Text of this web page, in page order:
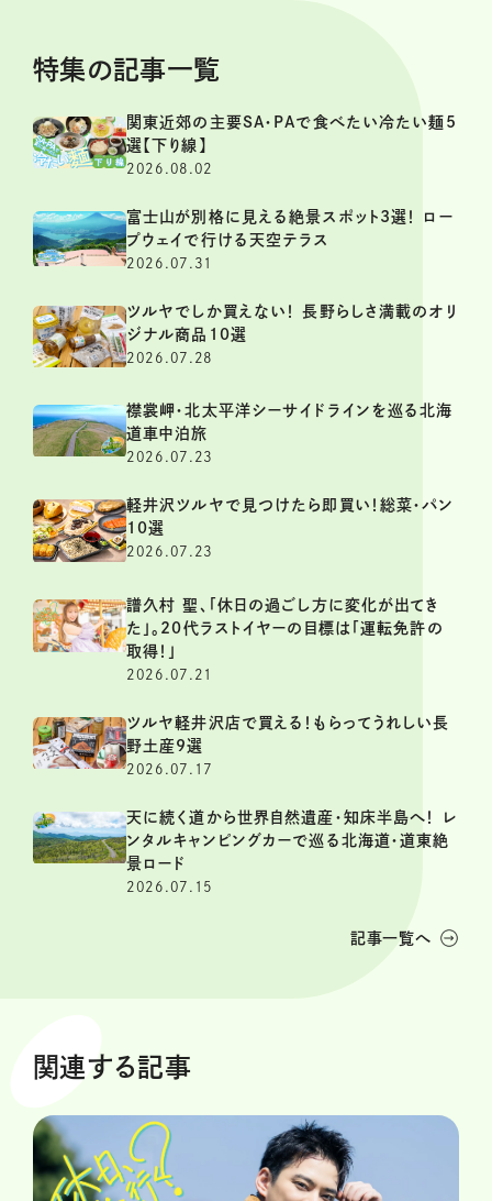
特集の記事一覧
関東近郊の主要SA・PAで食べたい冷たい麺5
選【下り線】
2026.08.02
富士山が別格に見える絶景スポット3選！ ロー
プウェイで行ける天空テラス
2026.07.31
ツルヤでしか買えない！ 長野らしさ満載のオリ
ジナル商品10選
2026.07.28
襟裳岬・北太平洋シーサイドラインを巡る北海
道車中泊旅
2026.07.23
軽井沢ツルヤで見つけたら即買い！総菜・パン
10選
2026.07.23
譜久村 聖、「休日の過ごし方に変化が出てき
た」。20代ラストイヤーの目標は「運転免許の
取得！」
2026.07.21
ツルヤ軽井沢店で買える！もらってうれしい長
野土産9選
2026.07.17
天に続く道から世界自然遺産・知床半島へ！ レ
ンタルキャンピングカーで巡る北海道・道東絶
景ロード
2026.07.15
記事一覧へ
関連する記事